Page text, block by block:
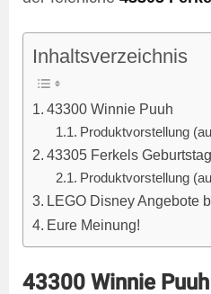
Inhaltsverzeichnis
43300 Winnie Puuh
Produktvorstellung
43305 Ferkels
Produktvorstellung
LEGO Disney Angebote
Eure Meinung!
43300 Winnie Puuh